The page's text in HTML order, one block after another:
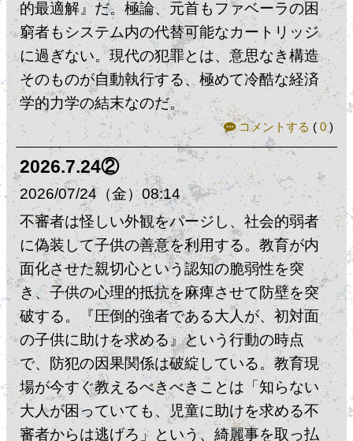
的最適解』だ。極論、元首もファベーラの困
窮者もシステム内の代替可能なカートリッジ
に過ぎない。現代の犯罪とは、意思なき構造
そのものが自動執行する、極めて冷酷な経済
学的力学の結末なのだ。
コメントする ( 0)
2026.7.24②
2026 07 24（金）08:14
不審者は怪しい外観をパージし、社会的弱者
に偽装して子供の善意を利用する。教育が内
面化させた親切心という認知の脆弱性を突
き、子供の心理的抵抗を麻痺させて防壁を突
破する。『圧倒的強者である大人が、初対面
の子供に助けを求める』という行動の時点
で、防犯の因果関係は破綻している。教育現
場が今すぐ教えるべきべきことは「知らない
大人が困っていても、児童に助けを求める不
審者からは逃げろ」という、綺麗事を取っ払